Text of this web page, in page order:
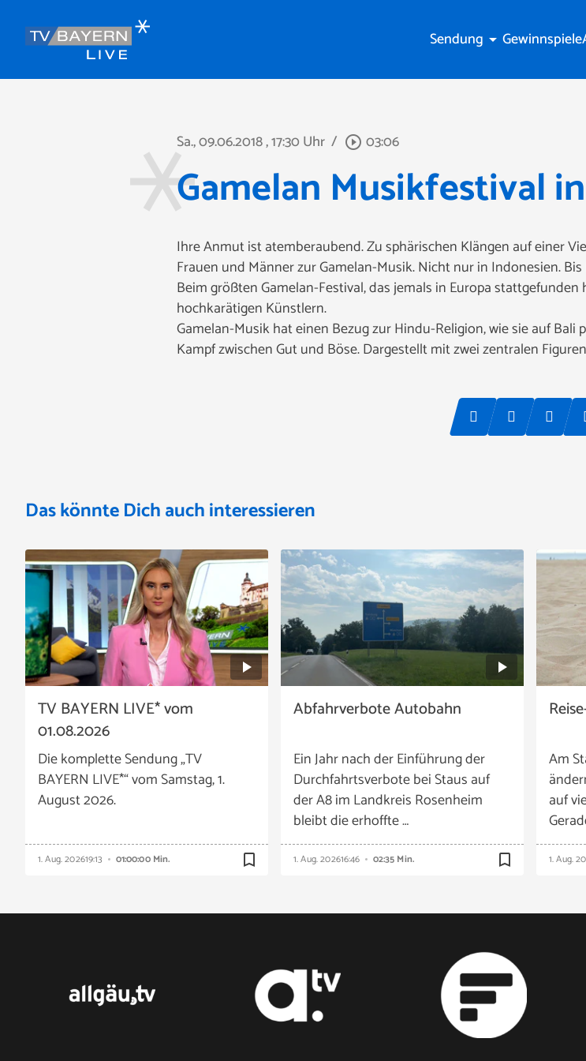
Sendung arrow_drop_down Gewinnspiele
Sa., 09.06.2018, 17:30 Uhr / play_circle_outline 03:06
Gamelan Musikfestival
Ihre Anmut ist atemberaubend. Zu sphärischen Klängen auf einer
Frauen und Männer zur Gamelan-Musik. Nicht nur in Indonesien.
Beim größten Gamelan-Festival, das jemals in Europa
hochkarätigen Künstlern.
Gamelan-Musik hat einen Bezug zur Hindu-Religion, wie sie auf
Kampf zwischen Gut und Böse. Dargestellt mit zwei zentralen
Das könnte Dich auch interessieren
TV BAYERN LIVE* vom
01.08.2026
Die komplette Sendung „TV
BAYERN LIVE*“ vom Samstag, 1.
August 2026.
1. Aug. 202619:13 01:00:00 Min. bookmark_border
Abfahrverbote Autobahn
Ein Jahr nach der Einführung der
Durchfahrtsverbote bei Staus auf
der A8 im Landkreis Rosenheim
bleibt die erhoffte …
1. Aug. 202616:46 02:35 Min. bookmark_border
Am
auf
1. Aug.